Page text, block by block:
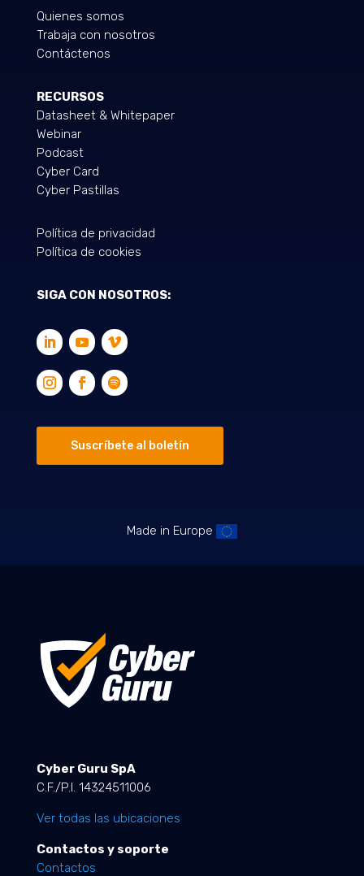
Quienes somos
Trabaja con nosotros
Contáctenos
RECURSOS
Datasheet & Whitepaper
Webinar
Podcast
Cyber Card
Cyber Pastillas
Política de privacidad
Política de cookies
SIGA CON NOSOTROS:
Suscríbete al boletín
Made in Europe
Cyber Guru SpA
C.F./P.I. 14324511006
Ver todas las ubicaciones
Contactos y soporte
Contactos